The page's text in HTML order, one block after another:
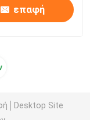
επαφή
Desktop Site